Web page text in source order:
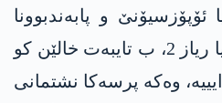
ئۆپۆزسیۆنێ و پابەندبوونا
وێ ب ناڤەرۆکا داخویانیا ریاز 2، ب تایبەت خالێن کو
وەکە پرسەکا نشتمانی